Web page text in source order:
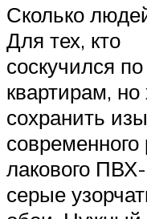
Сколько
Для тех, кто
соскучился
квартирам, но
сохранить
лакового
серые